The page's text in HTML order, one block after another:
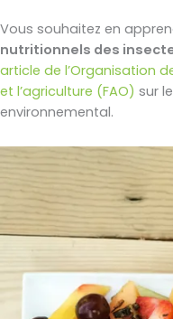
Vous souhaitez en
nutritionnels des
article de l’Organisation
et l’agriculture (FAO) sur
environnemental.